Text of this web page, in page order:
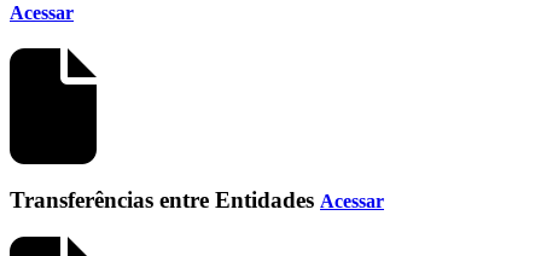
Acessar
Transferências entre Entidades Acessar